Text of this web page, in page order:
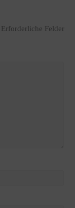
Erforderliche Felder